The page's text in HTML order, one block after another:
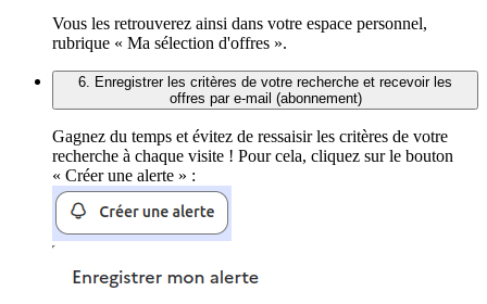
Vous les retrouverez ainsi dans votre espace personnel,
rubrique « Ma sélection d'offres ».
6. Enregistrer les critères de votre recherche et recevoir les
offres par e-mail (abonnement)
Gagnez du temps et évitez de ressaisir les critères de votre
recherche à chaque visite ! Pour cela, cliquez sur le bouton
« Créer une alerte » :